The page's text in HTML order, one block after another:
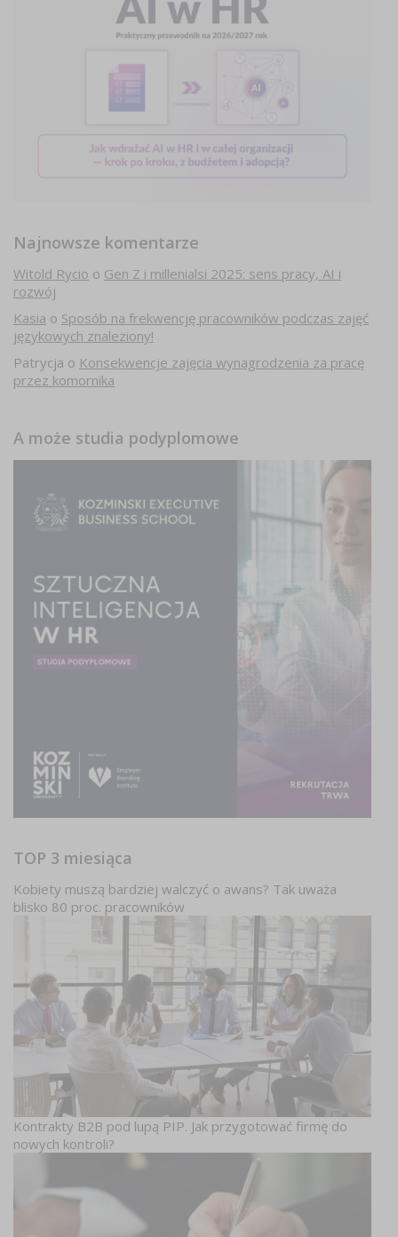
Najnowsze komentarze
Witold Rycio o Gen Z i millenialsi 2025: sens pracy, AI i
rozwój
Kasia o Sposób na frekwencję pracowników podczas zajęć
językowych znaleziony!
Patrycja o Konsekwencje zajęcia wynagrodzenia za pracę
przez komornika
A może studia podyplomowe
TOP 3 miesiąca
Kobiety muszą bardziej walczyć o awans? Tak uważa
blisko 80 proc. pracowników
Kontrakty B2B pod lupą PIP. Jak przygotować firmę do
nowych kontroli?